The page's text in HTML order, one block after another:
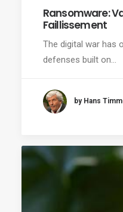
Ransomware:
Faillissement
The digital war has
defenses built on…
by Hans